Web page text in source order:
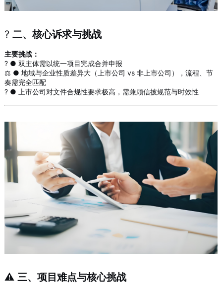
? 二、核心诉求与挑战
主要挑战：
? ● 双主体需以统一项目完成合并申报
⚖️ ● 地域与企业性质差异大（上市公司 vs 非上市公司），流程、节
奏需完全匹配
? ● 上市公司对文件合规性要求极高，需兼顾信披规范与时效性
⚠️ 三、项目难点与核心挑战